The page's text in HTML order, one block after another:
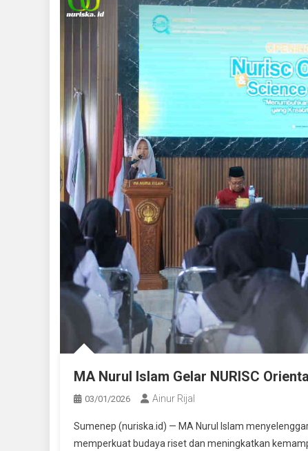
MA Nurul Islam Gelar NURISC
03/01/2026 Ainur Rijal
Sumenep (nuriska.id) — MA Nurul Islam
memperkuat budaya riset dan meningkatkan